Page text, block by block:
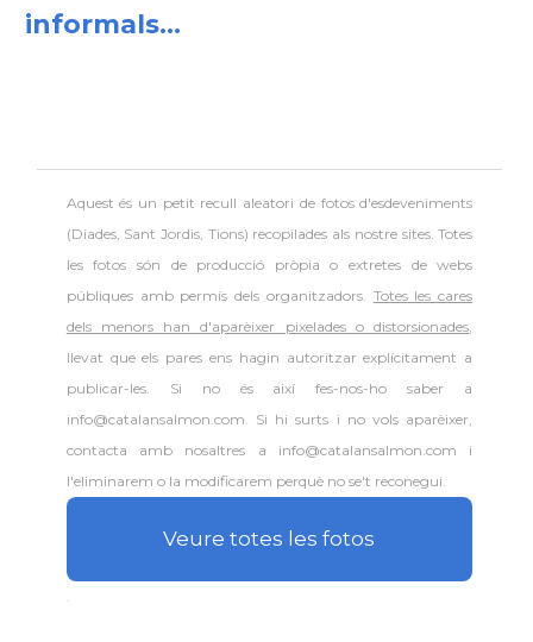
informals...
Aquest és un petit recull aleatori de fotos d'esdeveniments
(Diades, Sant Jordis, Tions) recopilades als nostre sites. Totes
les fotos són de producció pròpia o extretes de webs
públiques amb permís dels organitzadors. Totes les cares
dels menors han d'aparèixer pixelades o distorsionades,
llevat que els pares ens hagin autoritzar explícitament a
publicar-les. Si no és així fes-nos-ho saber a
info@catalansalmon.com. Si hi surts i no vols aparèixer,
contacta amb nosaltres a info@catalansalmon.com i
l'eliminarem o la modificarem perquè no se't reconegui.
Veure totes les fotos